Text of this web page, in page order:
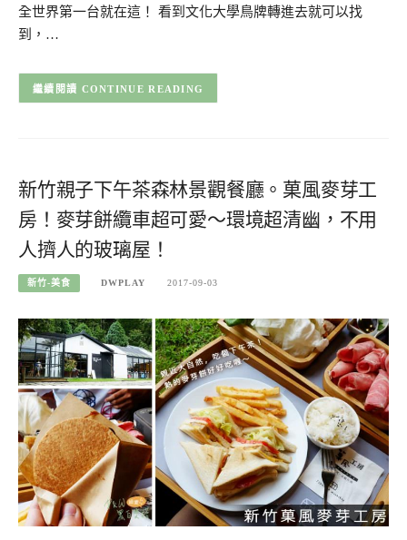
全世界第一台就在這！ 看到文化大學鳥牌轉進去就可以找
到，…
CONTINUE READING
新竹親子下午茶森林景觀餐廳。菓風麥芽工
房！麥芽餅纜車超可愛～環境超清幽，不用
人擠人的玻璃屋！
新竹-美食 DWPLAY 2017-09-03